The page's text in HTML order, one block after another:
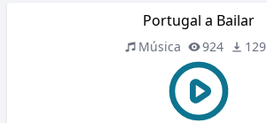
Portugal a Bailar
Música 924 129